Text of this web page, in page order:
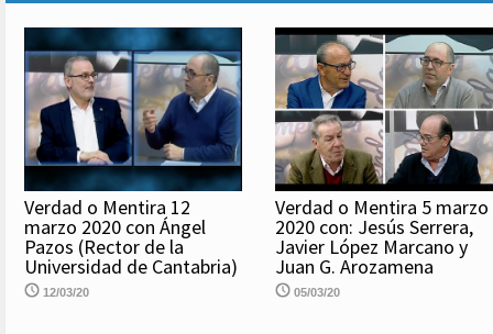
Verdad o Mentira 12
marzo 2020 con Ángel
Pazos (Rector de la
Universidad de Cantabria)
12/03/20
Verdad o Mentira 5 marzo
2020 con: Jesús Serrera,
Javier López Marcano y
Juan G. Arozamena
05/03/20